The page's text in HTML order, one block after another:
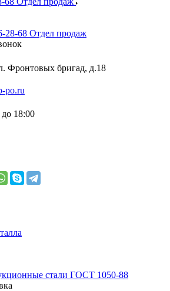
28-68 Отдел продаж
Фронтовых бригад, д.18
po.ru
18:00
стали ГОСТ 1050-88